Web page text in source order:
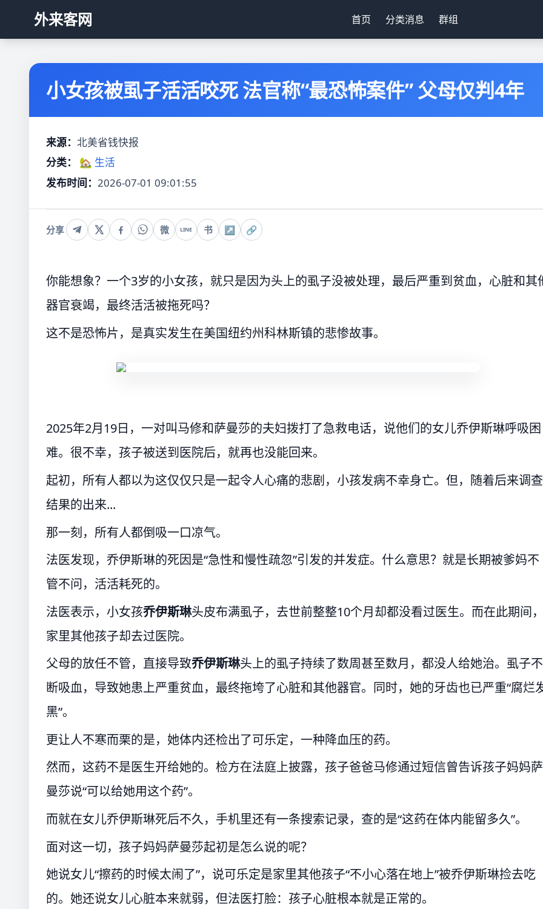
外来客网 首页 分类消息 群组
小女孩被虱子活活咬死 法官称“最恐怖案件” 父母仅判4年
来源： 北美省钱快报
分类：
🏡 生活
发布时间： 2026-07-01 09:01:55
分享 微 LINE 书 ↗ 🔗
你能想象？一个3岁的小女孩，就只是因为头上的虱子没被处理，最后严重到贫血，心脏和其
器官衰竭，最终活活被拖死吗？
这不是恐怖片，是真实发生在美国纽约州科林斯镇的悲惨故事。
2025年2月19日，一对叫马修和萨曼莎的夫妇拨打了急救电话，说他们的女儿乔伊斯琳呼吸困
难。很不幸，孩子被送到医院后，就再也没能回来。
起初，所有人都以为这仅仅只是一起令人心痛的悲剧，小孩发病不幸身亡。但，随着后来调查
结果的出来...
那一刻，所有人都倒吸一口凉气。
法医发现，乔伊斯琳的死因是“急性和慢性疏忽”引发的并发症。什么意思？就是长期被爹妈不
管不问，活活耗死的。
法医表示，小女孩乔伊斯琳头皮布满虱子，去世前整整10个月却都没看过医生。而在此期间
家里其他孩子却去过医院。
父母的放任不管，直接导致乔伊斯琳头上的虱子持续了数周甚至数月，都没人给她治。虱子不
断吸血，导致她患上严重贫血，最终拖垮了心脏和其他器官。同时，她的牙齿也已严重“腐烂
黑”。
更让人不寒而栗的是，她体内还检出了可乐定，一种降血压的药。
然而，这药不是医生开给她的。检方在法庭上披露，孩子爸爸马修通过短信曾告诉孩子妈妈萨
曼莎说“可以给她用这个药”。
而就在女儿乔伊斯琳死后不久，手机里还有一条搜索记录，查的是“这药在体内能留多久”。
面对这一切，孩子妈妈萨曼莎起初是怎么说的呢？
她说女儿“擦药的时候太闹了”，说可乐定是家里其他孩子“不小心落在地上”被乔伊斯琳捡去吃
的。她还说女儿心脏本来就弱，但法医打脸：孩子心脏根本就是正常的。